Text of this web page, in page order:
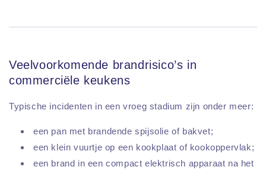
Veelvoorkomende brandrisico’s in
commerciële keukens
Typische incidenten in een vroeg stadium zijn onder meer:
een pan met brandende spijsolie of bakvet;
een klein vuurtje op een kookplaat of kookoppervlak;
een brand in een compact elektrisch apparaat na het